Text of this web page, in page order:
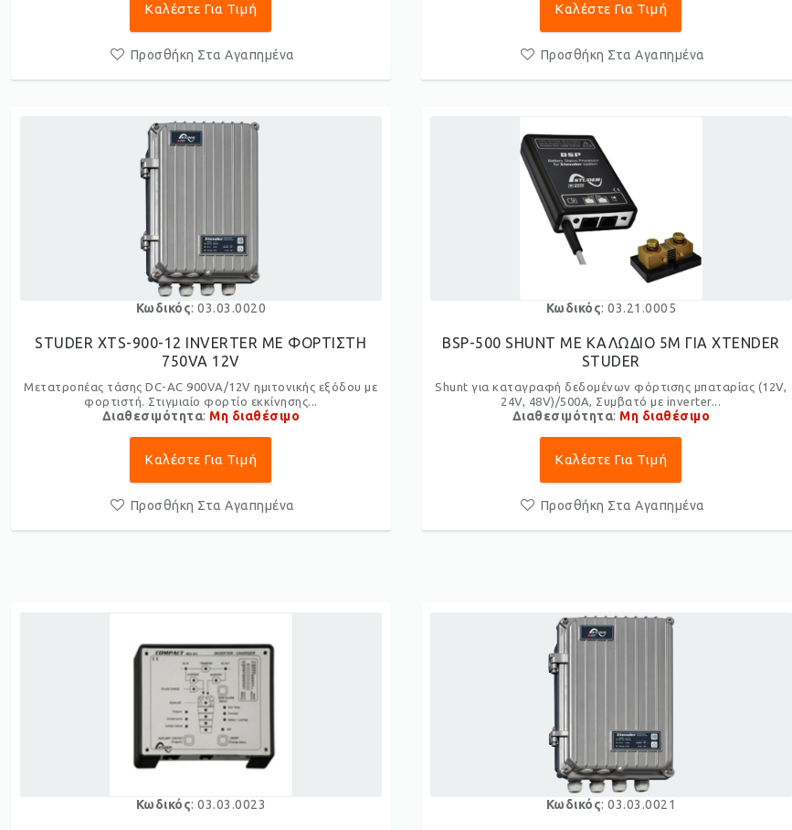
Καλέστε Για Τιμή
Προσθήκη Στα Αγαπημένα
Καλέστε Για Τιμή
Προσθήκη Στα Αγαπημένα
Κωδικός: 03.03.0020
STUDER XTS-900-12 INVERTER ME ΦΟΡΤΙΣΤΗ
750VA 12V
Μετατροπέας τάσης DC-AC 900VA/12V ημιτονικής εξόδου με
φορτιστή. Στιγμιαίο φορτίο εκκίνησης...
Διαθεσιμότητα: Μη διαθέσιμο
Καλέστε Για Τιμή
Προσθήκη Στα Αγαπημένα
Κωδικός: 03.21.0005
BSP-500 SHUNT ME ΚΑΛΩΔΙΟ 5M ΓΙΑ XTENDER
STUDER
Shunt για καταγραφή δεδομένων φόρτισης μπαταρίας (12V,
24V, 48V)/500A, Συμβατό με inverter...
Διαθεσιμότητα: Μη διαθέσιμο
Καλέστε Για Τιμή
Προσθήκη Στα Αγαπημένα
Κωδικός: 03.03.0023 Κωδικός: 03.03.0021